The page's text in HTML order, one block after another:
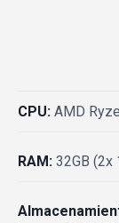
CPU: AMD
RAM: 32GB (2x